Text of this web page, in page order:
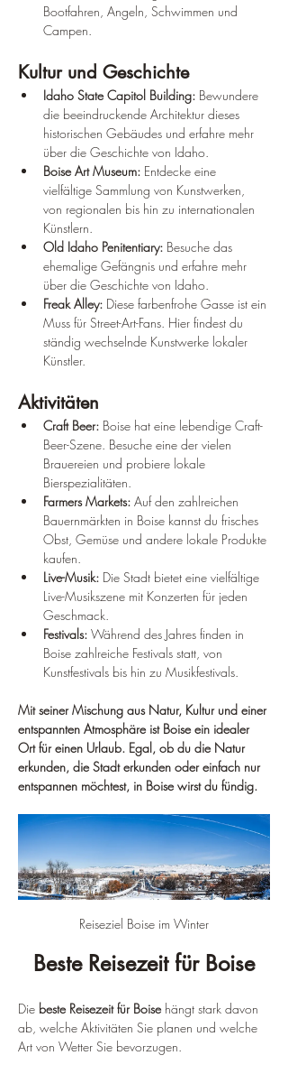
Bootfahren, Angeln, Schwimmen und
Campen.
Kultur und Geschichte
Idaho State Capitol Building: Bewundere
die beeindruckende Architektur dieses
historischen Gebäudes und erfahre mehr
über die Geschichte von Idaho.
Boise Art Museum: Entdecke eine
vielfältige Sammlung von Kunstwerken,
von regionalen bis hin zu internationalen
Künstlern.
Old Idaho Penitentiary: Besuche das
ehemalige Gefängnis und erfahre mehr
über die Geschichte von Idaho.
Freak Alley: Diese farbenfrohe Gasse ist ein
Muss für Street-Art-Fans. Hier findest du
ständig wechselnde Kunstwerke lokaler
Künstler.
Aktivitäten
Craft Beer: Boise hat eine lebendige Craft-
Beer-Szene. Besuche eine der vielen
Brauereien und probiere lokale
Bierspezialitäten.
Farmers Markets: Auf den zahlreichen
Bauernmärkten in Boise kannst du frisches
Obst, Gemüse und andere lokale Produkte
kaufen.
Live-Musik: Die Stadt bietet eine vielfältige
Live-Musikszene mit Konzerten für jeden
Geschmack.
Festivals: Während des Jahres finden in
Boise zahlreiche Festivals statt, von
Kunstfestivals bis hin zu Musikfestivals.
Mit seiner Mischung aus Natur, Kultur und einer
entspannten Atmosphäre ist Boise ein idealer
Ort für einen Urlaub. Egal, ob du die Natur
erkunden, die Stadt erkunden oder einfach nur
entspannen möchtest, in Boise wirst du fündig.
Reiseziel Boise im Winter
Beste Reisezeit für Boise
Die beste Reisezeit für Boise hängt stark davon
ab, welche Aktivitäten Sie planen und welche
Art von Wetter Sie bevorzugen.